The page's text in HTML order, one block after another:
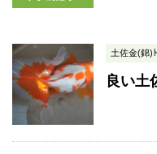
土佐金(錦)
良い土